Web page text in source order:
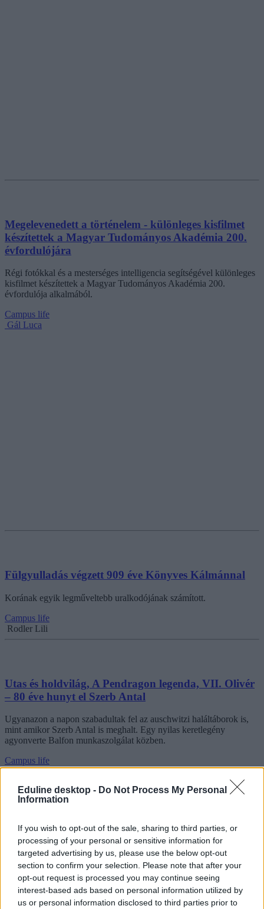
Eduline desktop - Do Not Process My Personal
Information
If you wish to opt-out of the sale, sharing to third parties, or
processing of your personal or sensitive information for
targeted advertising by us, please use the below opt-out
section to confirm your selection. Please note that after your
opt-out request is processed you may continue seeing
interest-based ads based on personal information utilized by
us or personal information disclosed to third parties prior to
Megelevenedett a történelem - különleges kisfilmet
készítettek a Magyar Tudományos Akadémia 200.
évfordulójára
Régi fotókkal és a mesterséges intelligencia segítségével különleges
kisfilmet készítettek a Magyar Tudományos Akadémia 200.
évfordulója alkalmából.
Campus life
Gál Luca
Fülgyulladás végzett 909 éve Könyves Kálmánnal
Korának egyik legműveltebb uralkodójának számított.
Campus life
Rodler Lili
Utas és holdvilág, A Pendragon legenda, VII. Olivér
– 80 éve hunyt el Szerb Antal
Ugyanazon a napon szabadultak fel az auschwitzi haláltáborok is,
mint amikor Szerb Antal is meghalt. Egy nyilas keretlegény
agyonverte Balfon munkaszolgálat közben.
Campus life
Rodler Lili
A lusta, alkoholista természetbúvár, akit nem
érdekelt más csak az élővilág – 100 éves lett Gerald
Durrell
Nem szeretett tanulni, a családja is kaotikus volt és úgy igazán
letelepedni soha nem is tudott.
Campus life